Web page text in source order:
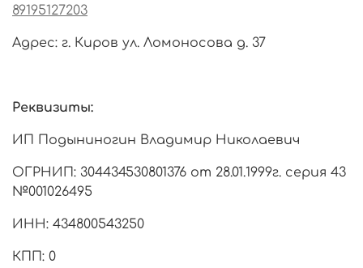
89195127203
Адрес: г. Киров ул. Ломоносова д. 37
Реквизиты:
ИП Подыниногин Владимир Николаевич
ОГРНИП: 304434530801376 от 28.01.1999г. серия 43
№001026495
ИНН: 434800543250
КПП: 0